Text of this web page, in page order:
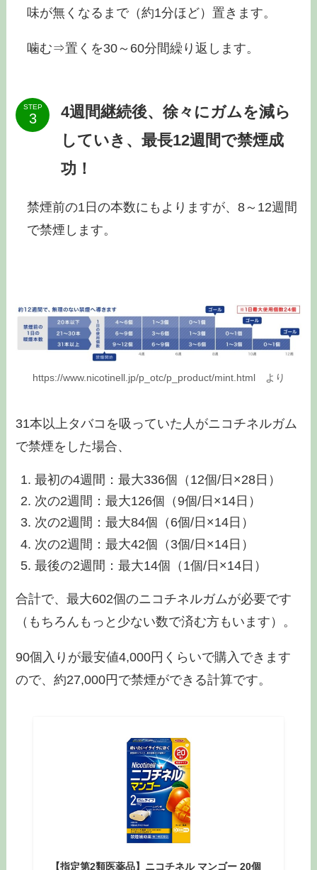
味が無くなるまで（約1分ほど）置きます。
噛む⇒置くを30～60分間繰り返します。
STEP
4週間継続後、徐々にガムを減ら
していき、最長12週間で禁煙成
功！
禁煙前の1日の本数にもよりますが、8～12週間
で禁煙します。
https://www.nicotinell.jp/p_otc/p_product/mint.html より
31本以上タバコを吸っていた人がニコチネルガム
で禁煙をした場合、
最初の4週間：最大336個（12個/日×28日）
次の2週間：最大126個（9個/日×14日）
次の2週間：最大84個（6個/日×14日）
次の2週間：最大42個（3個/日×14日）
最後の2週間：最大14個（1個/日×14日）
合計で、最大602個のニコチネルガムが必要です
（もちろんもっと少ない数で済む方もいます）。
90個入りが最安値4,000円くらいで購入できます
ので、約27,000円で禁煙ができる計算です。
【指定第2類医薬品】ニコチネル マンゴー 20個